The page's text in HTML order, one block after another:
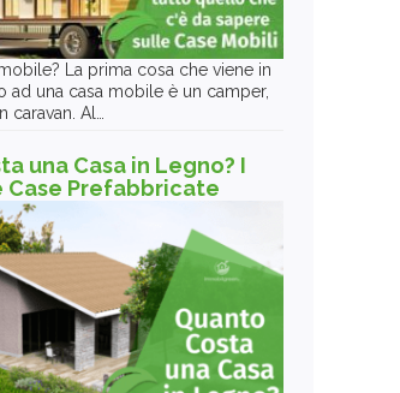
La prima cosa che viene in
ad una casa mobile è un camper,
caravan. Al…
una Casa in Legno? I
Case Prefabbricate